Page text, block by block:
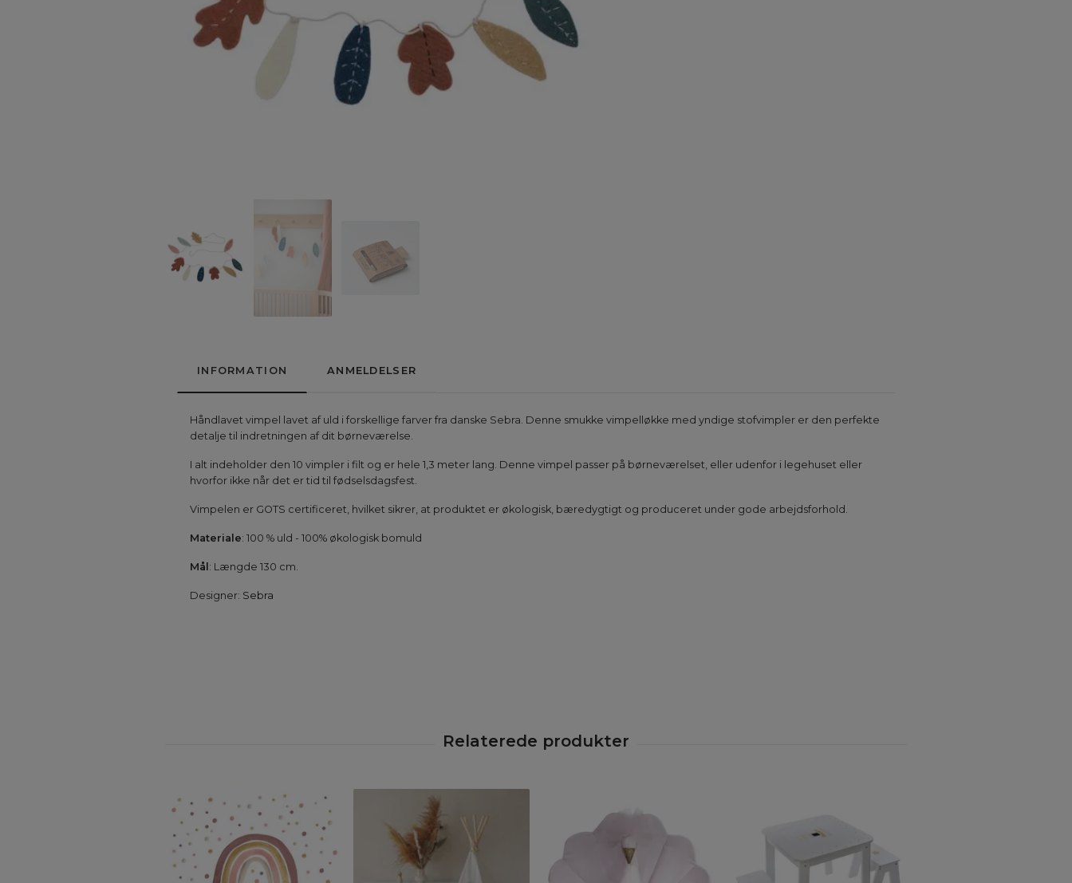
INFORMATION ANMELDELSER
Håndlavet vimpel lavet af uld i forskellige farver fra danske Sebra. Denne smukke vimpelløkke med yndige stofvimpler er den perfekte
detalje til indretningen af dit børneværelse.
I alt indeholder den 10 vimpler i filt og er hele 1,3 meter lang. Denne vimpel passer på børneværelset, eller udenfor i legehuset eller
hvorfor ikke når det er tid til fødselsdagsfest.
Vimpelen er GOTS certificeret, hvilket sikrer, at produktet er økologisk, bæredygtigt og produceret under gode arbejdsforhold.
Materiale: 100 % uld - 100% økologisk bomuld
Mål : Længde 130 cm.
Designer: Sebra